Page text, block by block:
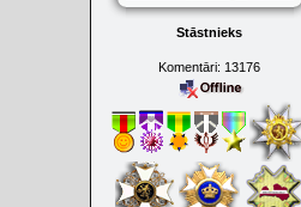
Stāstnieks
Komentāri: 13176